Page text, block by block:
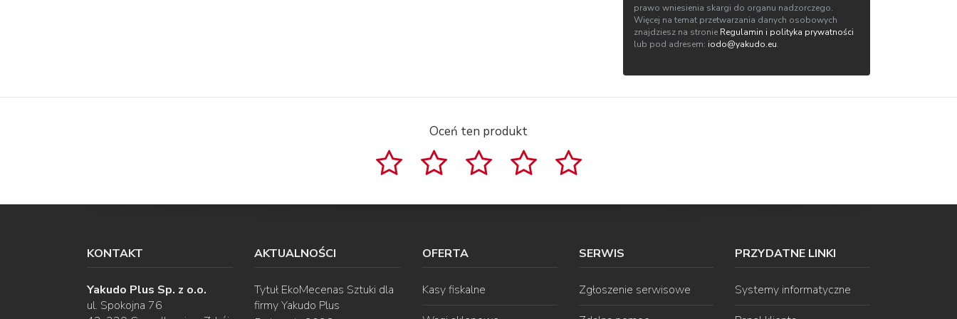
prawo wniesienia skargi do organu nadzorczego.
Więcej na temat przetwarzania danych osobowych
znajdziesz na stronie Regulamin i polityka prywatności
lub pod adresem: iodo@yakudo.eu.
Oceń ten produkt
KONTAKT
Yakudo Plus Sp. z o.o.
ul. Spokojna 76
AKTUALNOŚCI
Tytuł EkoMecenas Sztuki dla
firmy Yakudo Plus
OFERTA
Kasy fiskalne
SERWIS
Zgłoszenie serwisowe
PRZYDATNE LINKI
Systemy informatyczne